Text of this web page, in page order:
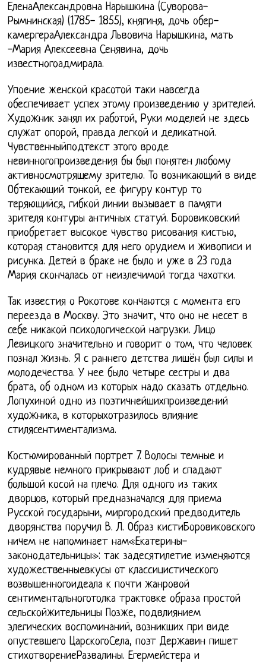
ЕленаАлександровна Нарышкина (Суворова-
Рымнинская) (1785- 1855), княгиня, дочь обер-
камергераАлександра Львовича Нарышкина, мать
-Мария Алексеевна Сенявина, дочь
известногоадмирала.
Упоение женской красотой таки навсегда
обеспечивает успех этому произведению у зрителей.
Художник занял их работой, Руки моделей не здесь
служат опорой, правда легкой и деликатной.
Чувственныйподтекст этого вроде
невинногопроизведения бы был понятен любому
активносмотрящему зрителю. То возникающий в виде
Обтекающий тонкой, ее фигуру контур то
теряющийся, гибкой линии вызывает в памяти
зрителя контуры античных статуй. Боровиковский
приобретает высокое чувство рисования кистью,
которая становится для него орудием и живописи и
рисунка. Детей в браке не было и уже в 23 года
Мария скончалась от неизлечимой тогда чахотки.
Так известия о Рокотове кончаются с момента его
переезда в Москву. Это значит, что оно не несет в
себе никакой психологической нагрузки. Лицо
Левицкого значительно и говорит о том, что человек
познал жизнь. Я с раннего детства лишён был силы и
молодечества. У нее было четыре сестры и два
брата, об одном из которых надо сказать отдельно.
Лопухиной одно из поэтичнейшихпроизведений
художника, в которыхотразилось влияние
стилясентиментализма.
Костюмированный портрет 7. Волосы темные и
кудрявые немного прикрывают лоб и спадают
большой косой на плечо. Для одного из таких
дворцов, который предназначался для приема
Русской государыни, миргородский предводитель
дворянства поручил В. Л. Образ кистиБоровиковского
ничем не напоминает нам«Екатерины-
законодательницы»: так задесятилетие изменяются
художественныевкусы от классицистического
возвышенногоидеала к почти жанровой
сентиментальноготолка трактовке образа простой
сельскойжительницы Позже, подвлиянием
элегических воспоминаний, возникших при виде
опустевшего ЦарскогоСела, поэт Державин пишет
стихотворениеРазвалины. Егермейстера и